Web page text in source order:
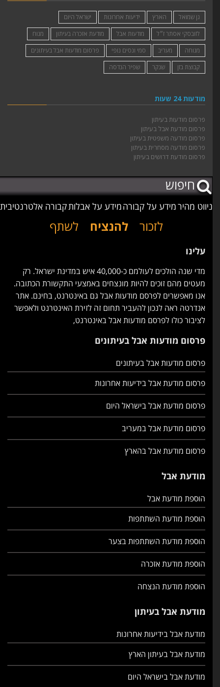
גן שמואל הארץ ידיעות אחרונות
ישראל היום
לזובסקי אסתר ז״ל
מודעות אבל מודעת אזכרה בעיתון
מנוח
מנוחה
מעריב סמי ונסים נופי
פרסום מודעות אבל בעיתונים
קבוצת בזן
שנקר שפיר הנדסה
מודעות 24 שעות
פרסום מודעות בעיתון
פרסום מודעת אבל בעיתון
פרסום מודעה משפטית בעיתון
פרסום מודעה מסחרית בעיתון
פרסום מודעת דרושים בעיתון
ניווט מהירמידע על קבורהמידע על אבלותקבורה אלטרנטיבית
לזכור להנציח לשתף
עלינו
מדי שנה הולכים לעולמם כ-40,000 איש במדינת ישראל. רק
מעטים מהם זוכים להיות מונצחים באמצעי התקשורת הכתובה.
אנו מאפשרים לפרסם מודעות אבל גם באינטרנט, בחינם. אתר
אנדרטה ראה לנכון להעביר תחום זה לזירת האינטרנט ולאפשר
לציבור כולו לפרסם מודעות אבל באינטרנט,
פרסום מודעות אבל בעיתונים
פרסום מודעות אבל בעיתונים
פרסום מודעת אבל בידיעות אחרונות
פרסום מודעת אבל בישראל היום
פרסום מודעת אבל במעריב
פרסום מודעת אבל בהארץ
מודעת אבל
הוספת מודעת אבל
הוספת מודעת השתתפות
הוספת מודעת השתתפות בצער
הוספת מודעת אזכרה
הוספת מודעת הנצחה
מודעת אבל בעיתון
מודעת אבל בידיעות אחרונות
מודעת אבל בעיתון הארץ
מודעת אבל בישראל היום